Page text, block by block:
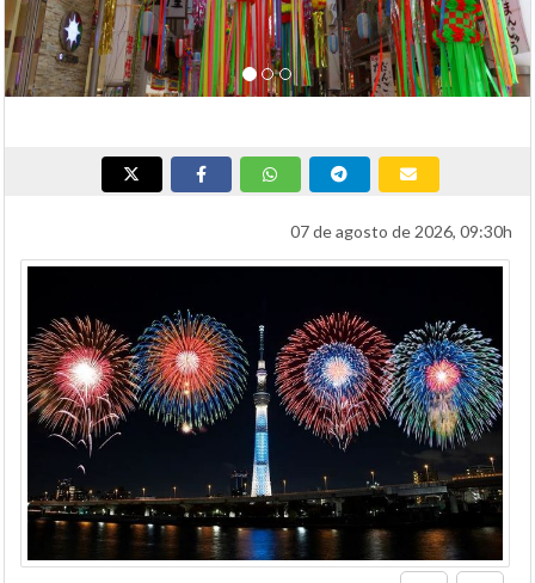
07 de agosto de 2026, 09:30h